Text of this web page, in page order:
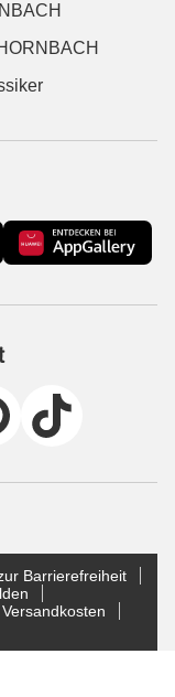
Barrierefreiheit